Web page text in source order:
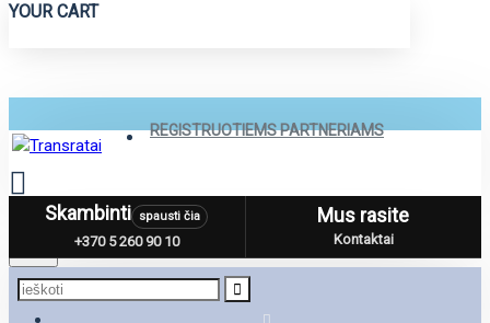
YOUR CART
REGISTRUOTIEMS PARTNERIAMS
MenuSkambinti spausti čia
+370 5 260 90 10
Mus rasite
Kontaktai